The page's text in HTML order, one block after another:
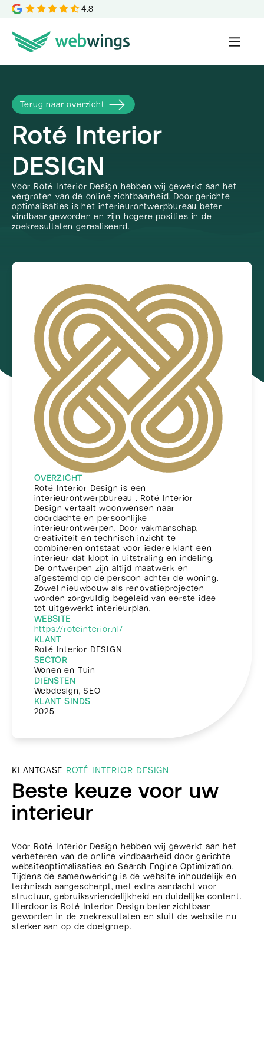
4.8
Terug naar overzicht
Roté Interior
DESIGN
Voor Roté Interior Design hebben wij gewerkt aan het
vergroten van de online zichtbaarheid. Door gerichte
optimalisaties is het interieurontwerpbureau beter
vindbaar geworden en zijn hogere posities in de
zoekresultaten gerealiseerd.
OVERZICHT
Roté Interior Design is een
interieurontwerpbureau . Roté Interior
Design vertaalt woonwensen naar
doordachte en persoonlijke
interieurontwerpen. Door vakmanschap,
creativiteit en technisch inzicht te
combineren ontstaat voor iedere klant een
interieur dat klopt in uitstraling en indeling.
De ontwerpen zijn altijd maatwerk en
afgestemd op de persoon achter de woning.
Zowel nieuwbouw als renovatieprojecten
worden zorgvuldig begeleid van eerste idee
tot uitgewerkt interieurplan.
WEBSITE
https://roteinterior.nl/
KLANT
Roté Interior DESIGN
SECTOR
Wonen en Tuin
DIENSTEN
Webdesign, SEO
KLANT SINDS
2025
KLANTCASE ROTÉ INTERIOR DESIGN
Beste keuze voor uw
interieur
Voor Roté Interior Design hebben wij gewerkt aan het
verbeteren van de online vindbaarheid door gerichte
websiteoptimalisaties en Search Engine Optimization.
Tijdens de samenwerking is de website inhoudelijk en
technisch aangescherpt, met extra aandacht voor
structuur, gebruiksvriendelijkheid en duidelijke content.
Hierdoor is Roté Interior Design beter zichtbaar
geworden in de zoekresultaten en sluit de website nu
sterker aan op de doelgroep.